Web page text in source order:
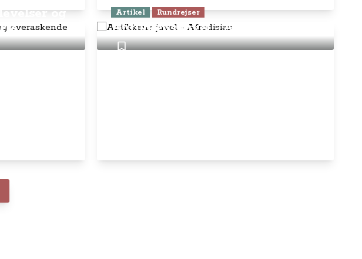
og
Artikel Rundrejser
Antikkens juvel - Afrodisias